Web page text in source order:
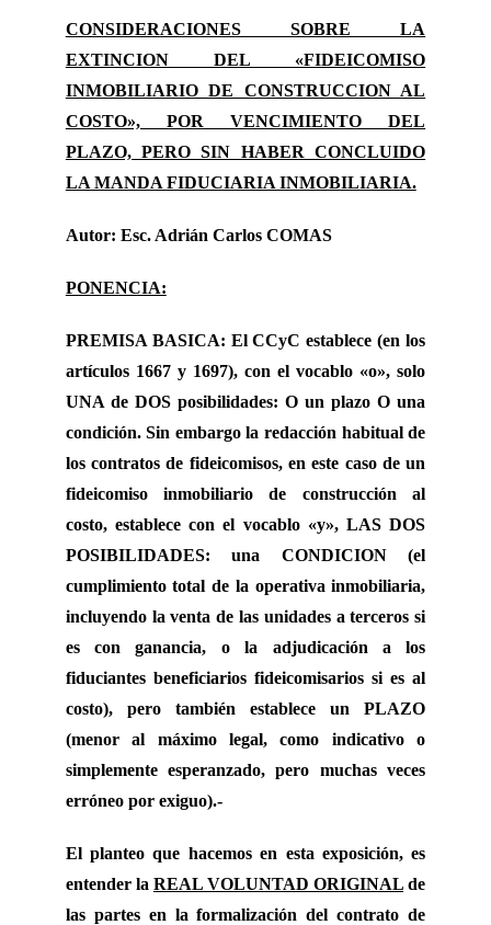
CONSIDERACIONES SOBRE LA
EXTINCION DEL «FIDEICOMISO
INMOBILIARIO DE CONSTRUCCION AL
COSTO», POR VENCIMIENTO DEL
PLAZO, PERO SIN HABER CONCLUIDO
LA MANDA FIDUCIARIA INMOBILIARIA.
Autor: Esc. Adrián Carlos COMAS
PONENCIA:
PREMISA BASICA: El CCyC establece (en los
artículos 1667 y 1697), con el vocablo «o», solo
UNA de DOS posibilidades: O un plazo O una
condición. Sin embargo la redacción habitual de
los contratos de fideicomisos, en este caso de un
fideicomiso inmobiliario de construcción al
costo, establece con el vocablo «y», LAS DOS
POSIBILIDADES: una CONDICION (el
cumplimiento total de la operativa inmobiliaria,
incluyendo la venta de las unidades a terceros si
es con ganancia, o la adjudicación a los
fiduciantes beneficiarios fideicomisarios si es al
costo), pero también establece un PLAZO
(menor al máximo legal, como indicativo o
simplemente esperanzado, pero muchas veces
erróneo por exiguo).-
El planteo que hacemos en esta exposición, es
entender la REAL VOLUNTAD ORIGINAL de
las partes en la formalización del contrato de